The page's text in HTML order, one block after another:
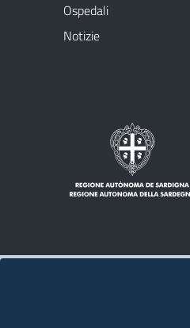
Ospedali
Notizie